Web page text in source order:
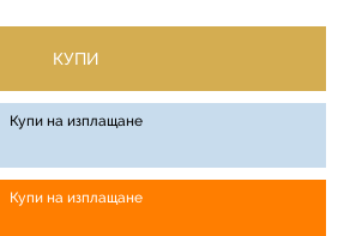
КУПИ
Купи на изплащане
Купи на изплащане